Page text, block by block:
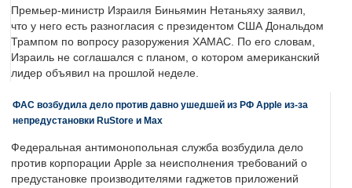
Премьер-министр Израиля Биньямин Нетаньяху заявил,
что у него есть разногласия с президентом США Дональдом
Трампом по вопросу разоружения ХАМАС. По его словам,
Израиль не соглашался с планом, о котором американский
лидер объявил на прошлой неделе.
ФАС возбудила дело против давно ушедшей из РФ Apple из-за
непредустановки RuStore и Max
Федеральная антимонопольная служба возбудила дело
против корпорации Apple за неисполнения требований о
предустановке производителями гаджетов приложений